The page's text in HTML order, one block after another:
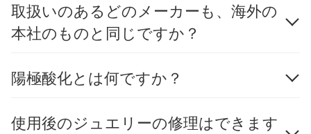
取扱いのあるどのメーカーも、海外の
本社のものと同じですか？
陽極酸化とは何ですか？
使用後のジュエリーの修理はできます